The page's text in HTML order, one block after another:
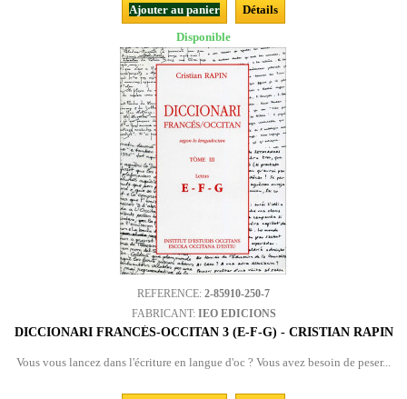
Ajouter au panier
Détails
Disponible
REFERENCE: 2-85910-250-7
FABRICANT: IEO EDICIONS
DICCIONARI FRANCÉS-OCCITAN 3 (E-F-G) - CRISTIAN RAPIN
Vous vous lancez dans l'écriture en langue d'oc ? Vous avez besoin de peser...